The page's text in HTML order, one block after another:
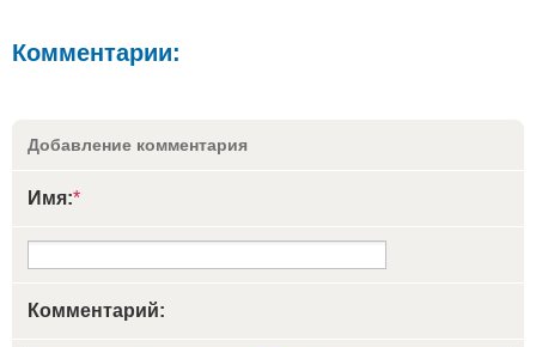
Комментарии:
Добавление комментария
Имя:*
Комментарий: